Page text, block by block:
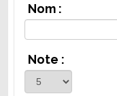
Nom :
Note :